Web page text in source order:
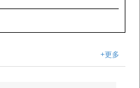
+更多